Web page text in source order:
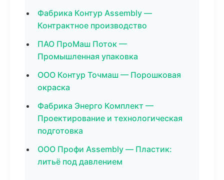
Фабрика Контур Assembly —
Контрактное производство
ПАО ПроМаш Поток —
Промышленная упаковка
ООО Контур Точмаш — Порошковая
окраска
Фабрика Энерго Комплект —
Проектирование и технологическая
подготовка
ООО Профи Assembly — Пластик:
литьё под давлением